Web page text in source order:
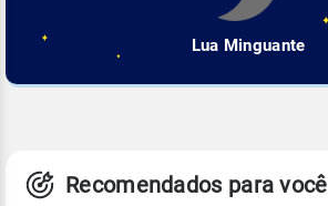
Lua Minguante
Recomendados para você